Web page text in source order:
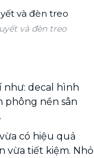
và đèn treo
như: decal hình
phông nền sân
có hiệu quả
vừa tiết kiệm. Nhỏ